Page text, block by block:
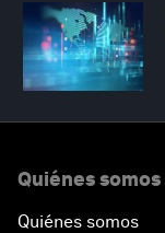
Quiénes somos
Quiénes somos